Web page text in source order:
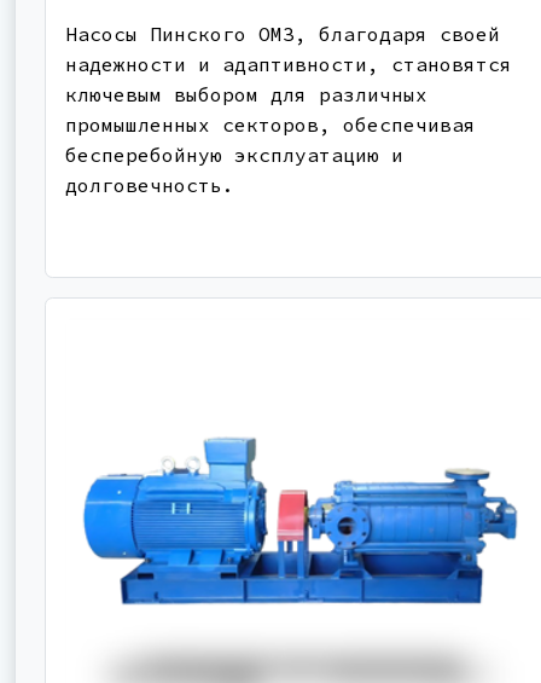
Насосы Пинского ОМЗ, благодаря своей
надежности и адаптивности, становятся
ключевым выбором для различных
промышленных секторов, обеспечивая
бесперебойную эксплуатацию и
долговечность.